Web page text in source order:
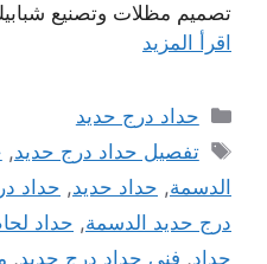
تصميم مظلات وتصنيع
اقرأ المزيد
التصنيفات
حداد درج حديد
الوسوم
تفصيل حداد درج حديد,
الدسمة, حداد حديد, حداد
درج حديد الدسمة, حداد
حداد, فني حداد درج حديد,